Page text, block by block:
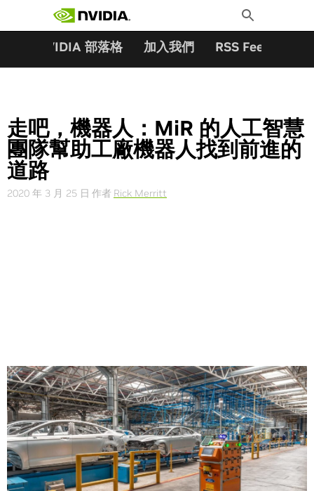
Toggle
Search
NVIDIA 部落格 加入我們 RSS Feeds
走吧，機器人：MiR 的人工智慧
團隊幫助工廠機器人找到前進的
道路
2020 年 3 月 25 日 作者 Rick Merritt
Share